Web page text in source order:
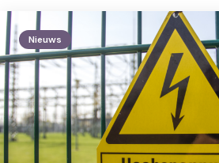
Nieuws